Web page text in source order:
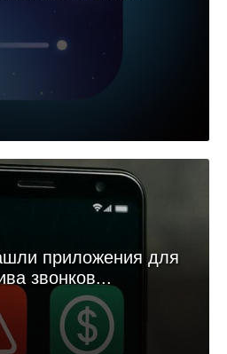
приложения для
звонков...